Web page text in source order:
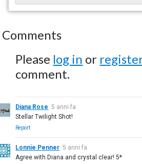
Comments
Please log in or
comment.
Diana Rose 5 anni fa
Stellar Twilight Shot!
Report
Lonnie Penner 5 anni fa
Agree with Diana and crystal clear! 5*